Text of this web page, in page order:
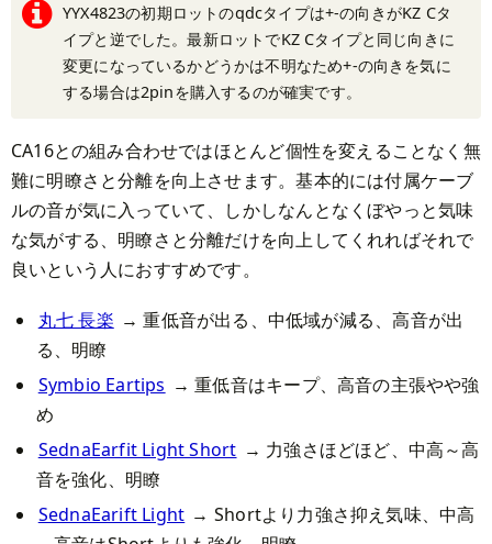
YYX4823の初期ロットのqdcタイプは+-の向きがKZ Cタ
イプと逆でした。最新ロットでKZ Cタイプと同じ向きに
変更になっているかどうかは不明なため+-の向きを気に
する場合は2pinを購入するのが確実です。
CA16との組み合わせではほとんど個性を変えることなく無
難に明瞭さと分離を向上させます。基本的には付属ケーブ
ルの音が気に入っていて、しかしなんとなくぼやっと気味
な気がする、明瞭さと分離だけを向上してくれればそれで
良いという人におすすめです。
丸七 長楽 → 重低音が出る、中低域が減る、高音が出
る、明瞭
Symbio Eartips → 重低音はキープ、高音の主張やや強
め
SednaEarfit Light Short → 力強さほどほど、中高～高
音を強化、明瞭
SednaEarift Light → Shortより力強さ抑え気味、中高